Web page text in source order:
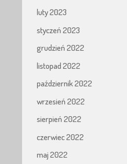
luty 2023
styczeń 2023
grudzień 2022
listopad 2022
październik 2022
wrzesień 2022
sierpień 2022
czerwiec 2022
maj 2022